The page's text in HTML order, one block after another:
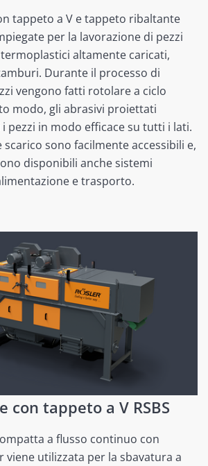
tappeto a V e tappeto ribaltante
per la lavorazione di pezzi
altamente caricati,
Durante il processo di
vengono fatti rotolare a ciclo
modo, gli abrasivi proiettati
pezzi in modo efficace su tutti i lati.
scarico sono facilmente accessibili e,
disponibili anche sistemi
e trasporto.
con tappeto a V RSBS
a flusso continuo con
viene utilizzata per la sbavatura a